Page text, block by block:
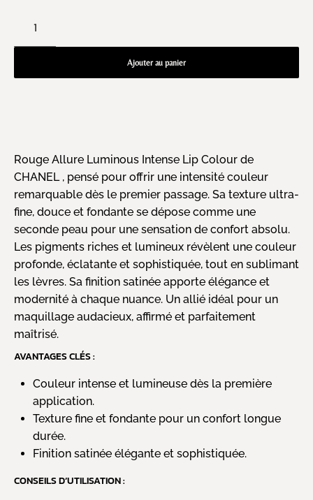
Ajouter au panier
Rouge Allure Luminous Intense Lip Colour de
CHANEL , pensé pour offrir une intensité couleur
remarquable dès le premier passage. Sa texture ultra-
fine, douce et fondante se dépose comme une
seconde peau pour une sensation de confort absolu.
Les pigments riches et lumineux révèlent une couleur
profonde, éclatante et sophistiquée, tout en sublimant
les lèvres. Sa finition satinée apporte élégance et
modernité à chaque nuance. Un allié idéal pour un
maquillage audacieux, affirmé et parfaitement
maîtrisé.
AVANTAGES CLÉS :
Couleur intense et lumineuse dès la première
application.
Texture fine et fondante pour un confort longue
durée.
Finition satinée élégante et sophistiquée.
CONSEILS D’UTILISATION :